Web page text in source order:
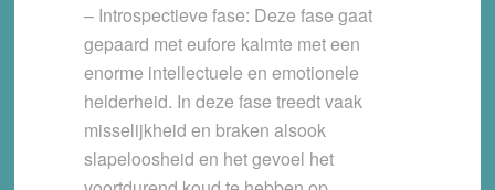
– Introspectieve fase: Deze fase gaat
gepaard met eufore kalmte met een
enorme intellectuele en emotionele
helderheid. In deze fase treedt vaak
misselijkheid en braken alsook
slapeloosheid en het gevoel het